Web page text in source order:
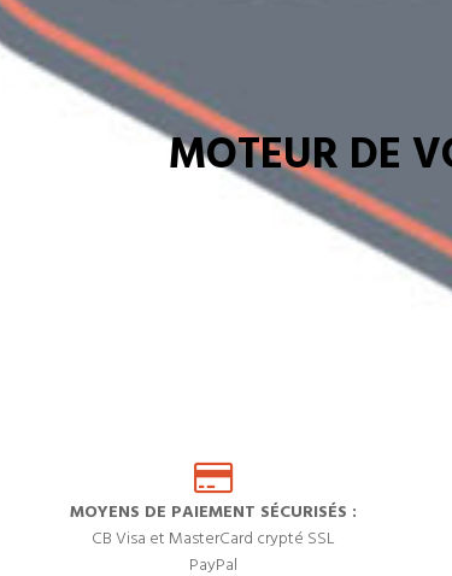
MOTEUR DE
MOYENS DE PAIEMENT SÉCURISÉS :
CB Visa et MasterCard crypté SSL
PayPal